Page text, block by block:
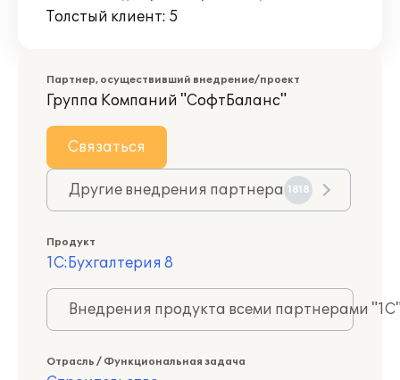
Толстый клиент: 5
Партнер, осуществивший внедрение/проект
Группа Компаний "СофтБаланс"
Связаться
Другие внедрения партнера 1818
Продукт
1С:Бухгалтерия 8
Внедрения продукта всеми партнерами
Отрасль / Функциональная задача